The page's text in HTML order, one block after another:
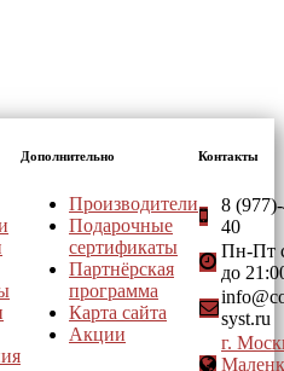
Дополнительно
Производители
Подарочные
сертификаты
Партнёрская
программа
Карта сайта
Акции
Контакты
8
40
Пн-Пт
до
syst.ru
г.